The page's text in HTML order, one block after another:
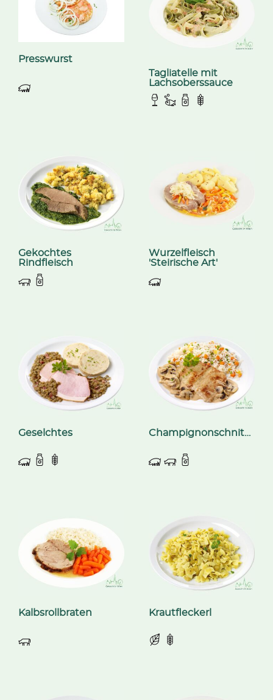
Presswurst
Tagliatelle mit
Lachsoberssauce
Gekochtes
Rindfleisch
Wurzelfleisch
'Steirische Art'
Geselchtes Champignonschnitzel
Kalbsrollbraten Krautfleckerl